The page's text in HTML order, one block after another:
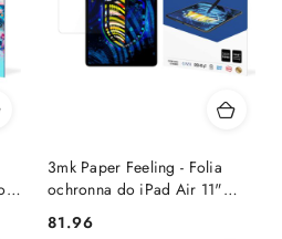
3mk Paper Feeling - Folia
ochronna do iPad Air 11"
(M2, 2024) (2 szt.)
81.96